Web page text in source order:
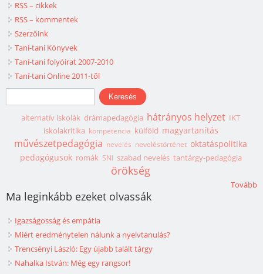
RSS – cikkek
RSS – kommentek
Szerzőink
Taní-tani Könyvek
Taní-tani folyóirat 2007-2010
Taní-tani Online 2011-től
Keresés űrlap
Keresés
alternatív iskolák drámapedagógia hátrányos helyzet IKT
iskolakritika kompetencia külföld magyartanítás
művészetpedagógia nevelés neveléstörténet oktatáspolitika
pedagógusok romák SNI szabad nevelés tantárgy-pedagógia
örökség
Tovább
Ma leginkább ezeket olvassák
Igazságosság és empátia
Miért eredménytelen nálunk a nyelvtanulás?
Trencsényi László: Egy újabb talált tárgy
Nahalka István: Még egy rangsor!